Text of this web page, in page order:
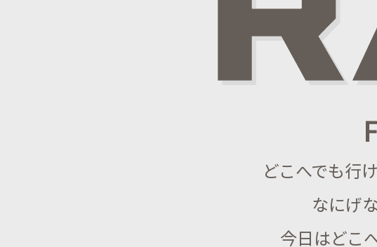
どこへでも行
なにげ
今日はどこ